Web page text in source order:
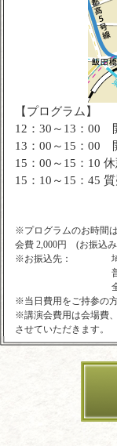
【プログラム】
12：30～13：00
13：00～15：00
15：00～15：10
15：10～15：45
※プログラムのお時間
会費 2,000円 (お振込
※お振込先：
※当日費用をご持参の
※講演会費用は会場費
させていただきます。